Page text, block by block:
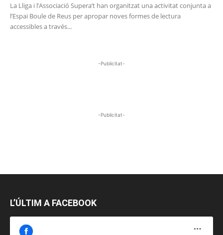
La Lliga i l’Associació Supera’t han organitzat una activitat conjunta a
l’Espai Boule de Reus per apropar noves formes de lectura
accessibles a través...
-Publicitat-
-Publicitat-
L’ÚLTIM A FACEBOOK